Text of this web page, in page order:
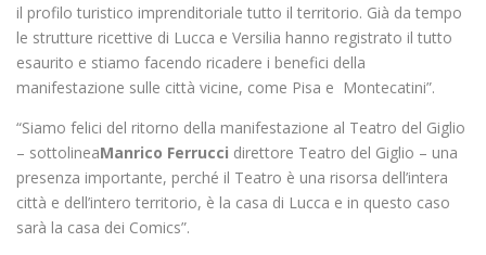
il profilo turistico imprenditoriale tutto il territorio. Già da tempo
le strutture ricettive di Lucca e Versilia hanno registrato il tutto
esaurito e stiamo facendo ricadere i benefici della
manifestazione sulle città vicine, come Pisa e Montecatini”.
“Siamo felici del ritorno della manifestazione al Teatro del Giglio
– sottolineaManrico Ferrucci direttore Teatro del Giglio – una
presenza importante, perché il Teatro è una risorsa dell’intera
città e dell’intero territorio, è la casa di Lucca e in questo caso
sarà la casa dei Comics”.